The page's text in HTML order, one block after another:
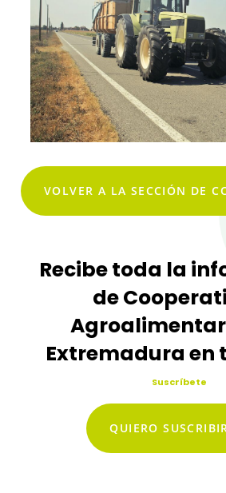
VOLVER A LA SECCIÓN DE
Recibe toda la
de
Extremadura en
Suscríbete
QUIERO